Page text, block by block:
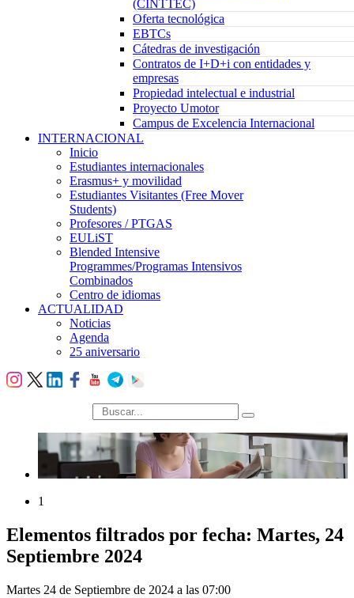
(CINTTEC)
Oferta tecnológica
EBTCs
Cátedras de investigación
Contratos de I+D+i con entidades y
empresas
Propiedad intelectual e industrial
Proyecto Umotor
Campus de Excelencia Internacional
INTERNACIONAL
Inicio
Estudiantes internacionales
Erasmus+ y movilidad
Estudiantes Visitantes (Free Mover
Students)
Profesores / PTGAS
EULiST
Blended Intensive
Programmes/Programas Intensivos
Combinados
Centro de idiomas
ACTUALIDAD
Noticias
Agenda
25 aniversario
búsqueda
1
Elementos filtrados por fecha: Martes, 24
Septiembre 2024
Martes 24 de Septiembre de 2024 a las 07:00